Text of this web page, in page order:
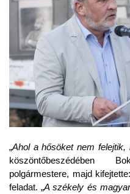
„Ahol a hősöket nem felejtik,
köszöntőbeszédében
polgármestere, majd
feladat. „A székely és